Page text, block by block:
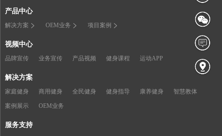
产品中心
解决方案 OEM业务 项目案例
视频中心
品牌宣传 业务宣传 产品视频 健身课程 运动APP
解决方案
家庭健身 商用健身 全民健身 健身指导 康养健身 智慧教体
案例展示 OEM业务
服务支持